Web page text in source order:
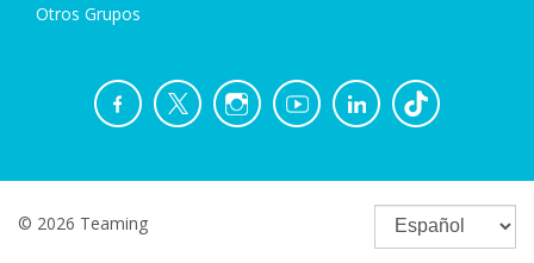
Otros Grupos
© 2026 Teaming